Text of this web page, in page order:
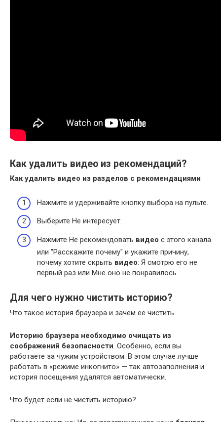
Как удалить видео из рекомендаций?
Как удалить видео из разделов с рекомендациями
Нажмите и удерживайте кнопку выбора на пульте.
Выберите Не интересует.
Нажмите Не рекомендовать видео с этого канала
или "Расскажите почему" и укажите причину,
почему хотите скрыть видео: Я смотрю его не
первый раз или Мне оно не понравилось.
Для чего нужно чистить историю?
Что такое история браузера и зачем ее чистить
Историю браузера необходимо очищать из
соображений безопасности. Особенно, если вы
работаете за чужим устройством. В этом случае лучше
работать в «режиме инкогнито» — так автозаполнения и
история посещения удалятся автоматически.
Что будет если не чистить историю?